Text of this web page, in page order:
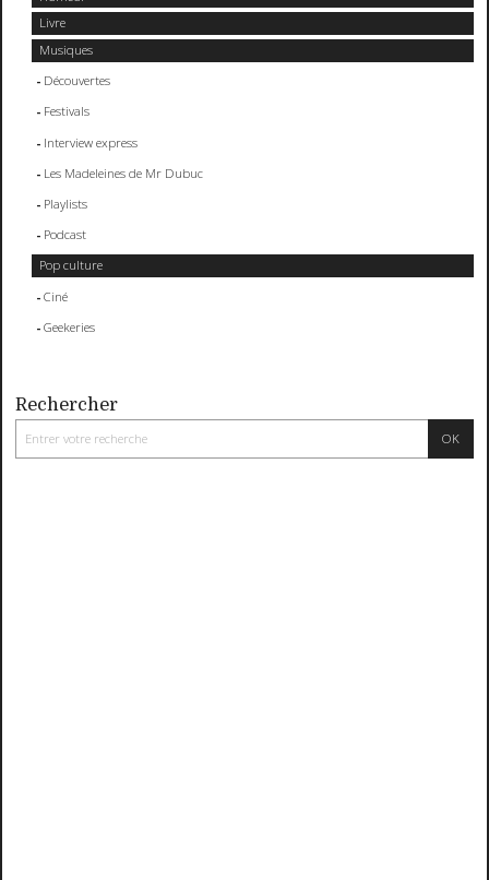
Livre
Musiques
Découvertes
Festivals
Interview express
Les Madeleines de Mr Dubuc
Playlists
Podcast
Pop culture
Ciné
Geekeries
Rechercher